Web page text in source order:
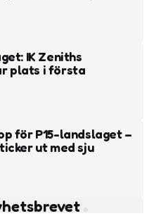
IK Zeniths
plats i första
för P15-landslaget –
ut med sju